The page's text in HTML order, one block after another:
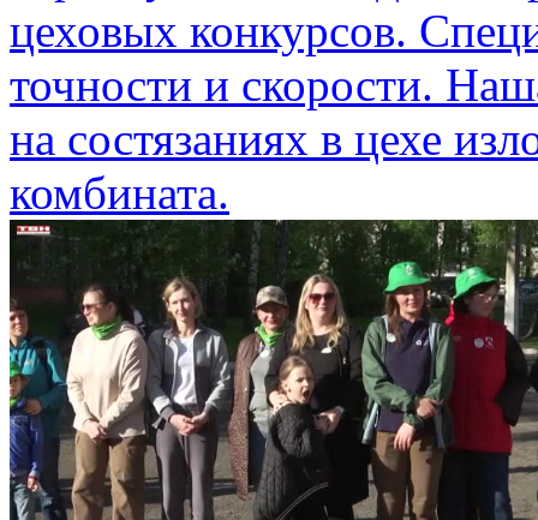
цеховых конкурсов.
точности и скорости.
на состязаниях в цехе
комбината.